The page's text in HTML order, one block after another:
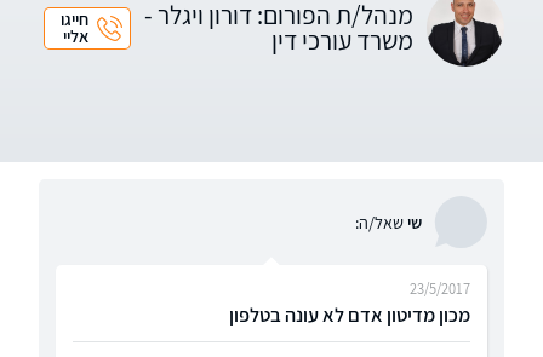
מנהל/ת הפורום: דורון ויגלר -
משרד עורכי דין
חייגו
אליי
שישאל/ה:
מכון מדיטון אדם לא עונה בטלפון
23/5/2017